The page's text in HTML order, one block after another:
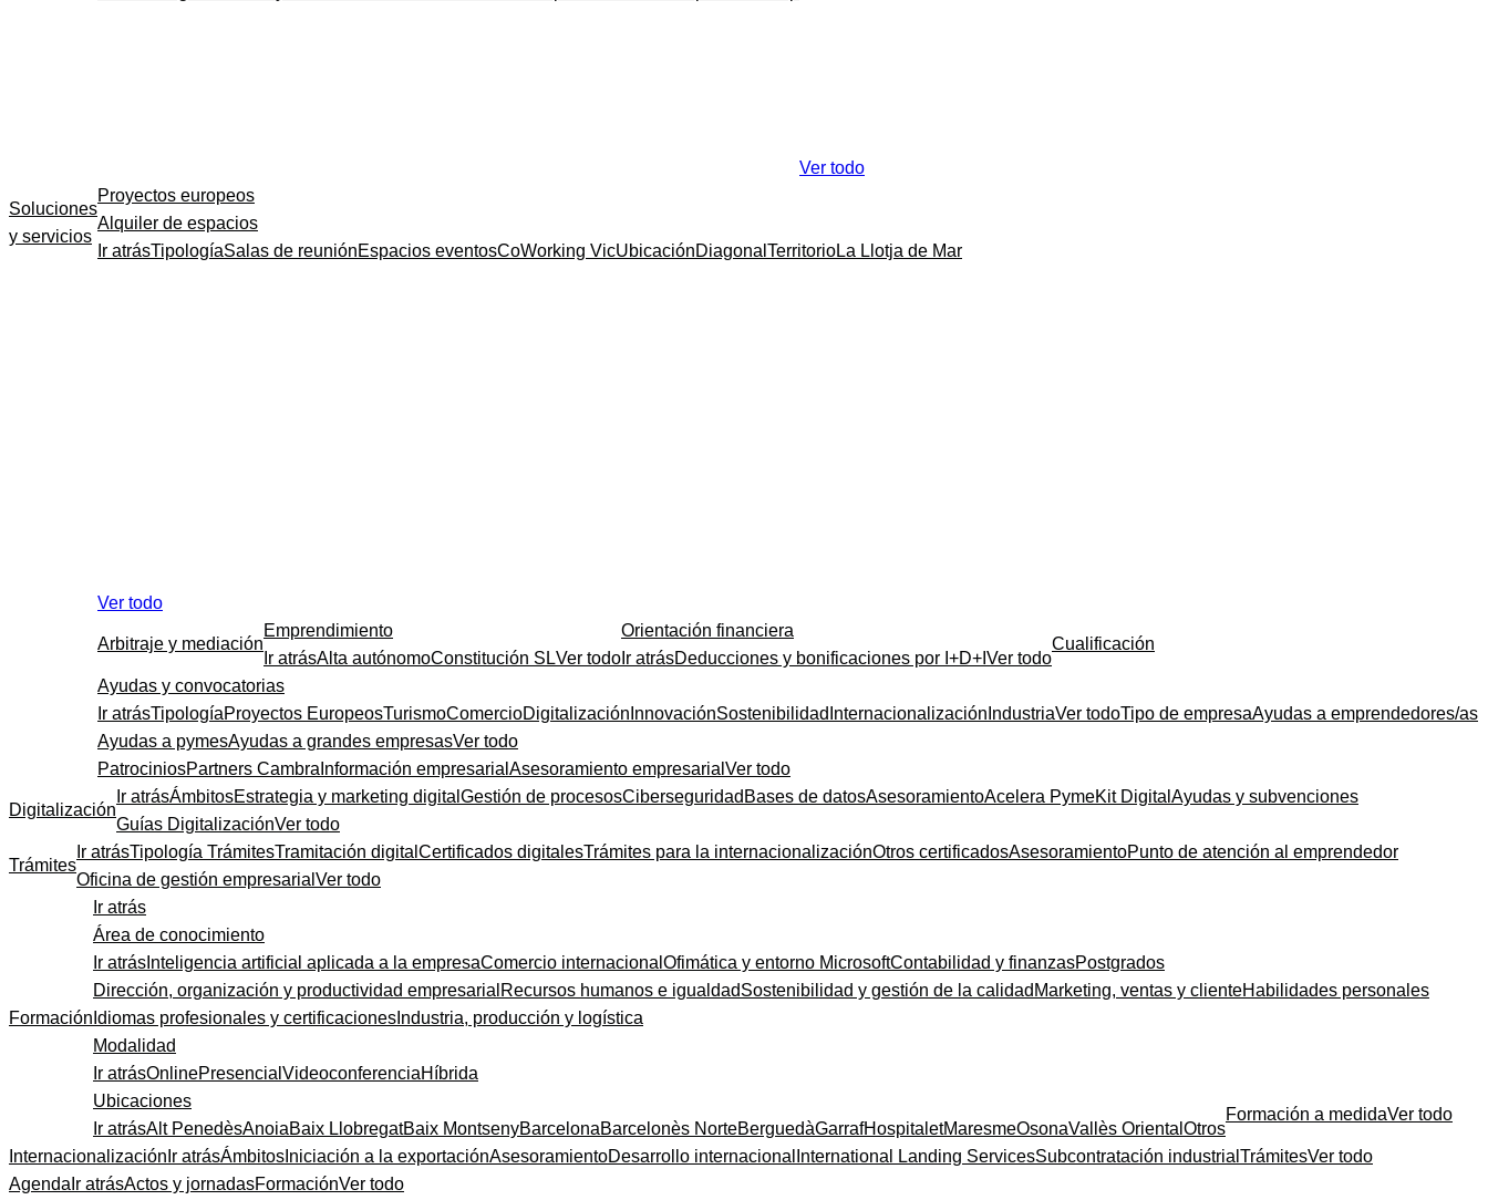
Soluciones
y servicios
Ver todo
Proyectos europeos
Alquiler de espacios
Ir atrásTipologíaSalas de reuniónEspacios eventosCoWorking VicUbicaciónDiagonal TerritorioLa Llotja de Mar
Ver todo
Arbitraje y mediación
Emprendimiento
Ir atrásAlta autónomoConstitución SLVer todo
Orientación financiera
Ir atrásDeducciones y bonificaciones por I+D+I Ver todo
Cualificación
Ayudas y convocatorias
Ir atrásTipologíaProyectos EuropeosTurismoComercioDigitalización InnovaciónSostenibilidad Internacionalización IndustriaVer todoTipo de empresaAyudas a emprendedores/as
Ayudas a pymesAyudas a grandes empresasVer todo
PatrociniosPartners Cambra Información empresarial Asesoramiento empresarial Ver todo
Digitalización
Ir atrásÁmbitosEstrategia y marketing digital Gestión de procesosCiberseguridad Bases de datosAsesoramientoAcelera PymeKit Digital Ayudas y subvenciones
Guías DigitalizaciónVer todo
Trámites
Ir atrásTipología TrámitesTramitación digital Certificados digitalesTrámites para la internacionalizaciónOtros certificadosAsesoramientoPunto de atención al emprendedor
Oficina de gestión empresarial Ver todo
Formación
Ir atrás
Área de conocimiento
Ir atrás Inteligencia artificial aplicada a la empresaComercio internacional Ofimática y entorno MicrosoftContabilidad y finanzasPostgrados
Dirección, organización y productividad empresarial Recursos humanos e igualdadSostenibilidad y gestión de la calidad Marketing, ventas y clienteHabilidades personales
Idiomas profesionales y certificaciones Industria, producción y logística
Modalidad
Ir atrásOnlinePresencial VideoconferenciaHíbrida
Ubicaciones
Ir atrásAlt PenedèsAnoiaBaix LlobregatBaix MontsenyBarcelonaBarcelonès NorteBerguedàGarrafHospitaletMaresmeOsonaVallès Oriental Otros
Formación a medidaVer todo
Internacionalización Ir atrásÁmbitos Iniciación a la exportaciónAsesoramientoDesarrollo internacional International Landing ServicesSubcontratación industrial TrámitesVer todo
Agenda Ir atrásActos y jornadasFormaciónVer todo